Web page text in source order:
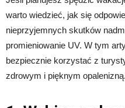
warto wiedzieć, jak się
nieprzyjemnych skutków
promieniowanie UV. W tym
bezpiecznie korzystać z
zdrowym i pięknym opalenizną.